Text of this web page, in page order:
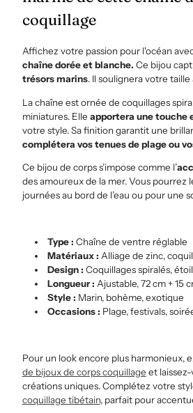
coquillage
Affichez votre passion pour l'océan
chaîne dorée et blanche. Ce bijou
trésors marins. Il soulignera votre taille
La chaîne est ornée de coquillages
miniatures. Elle apportera une touche
votre style. Sa finition garantit une
complétera vos tenues de plage ou
Ce bijou de corps s’impose comme l’
des amoureux de la mer. Vous pourrez
journées au bord de l’eau ou pour une
Type : Chaîne de ventre réglable
Matériaux : Alliage de zinc,
Design : Coquillages spiralés,
Longueur : Ajustable, 72 cm + 15
Style : Marin, bohème, exotique
Occasions : Plage, festivals,
Pour un look encore plus harmonieux,
de bijoux de corps coquillage et
créations uniques. Complétez votre
coquillage tibétain, parfait pour